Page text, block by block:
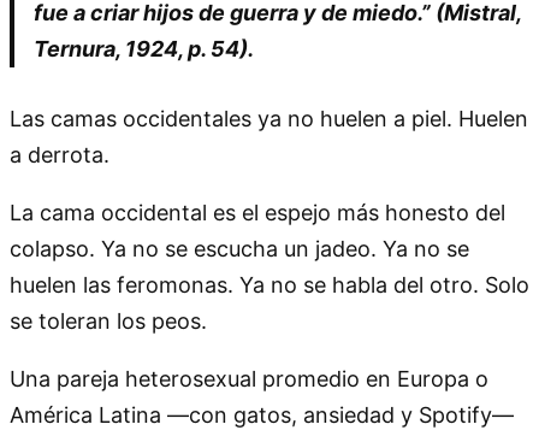
fue a criar hijos de guerra y de miedo.” (Mistral,
Ternura, 1924, p. 54).
Las camas occidentales ya no huelen a piel. Huelen
a derrota.
La cama occidental es el espejo más honesto del
colapso. Ya no se escucha un jadeo. Ya no se
huelen las feromonas. Ya no se habla del otro. Solo
se toleran los peos.
Una pareja heterosexual promedio en Europa o
América Latina —con gatos, ansiedad y Spotify—